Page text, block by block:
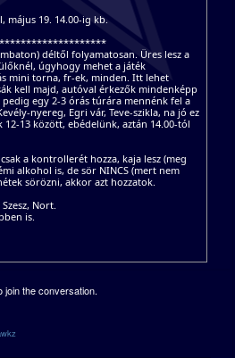
május 19. 14.00-ig kb.
déltől folyamatosan. Üres lesz a
úgyhogy mehet a játék
mini torna, fr-ek, minden. Itt lehet
kell majd, autóval érkezők mindenképp
egy 2-3 órás túrára mennénk fel a
nyereg, Egri vár, Teve-szikla, na jó ez
12-13 között, ebédelünk, aztán 14.00-tól
a kontrollerét hozza, kaja lesz (meg
alkohol is, de sör NINCS (mert nem
sörözni, akkor azt hozzatok.
Nort.
is.
join the conversation.